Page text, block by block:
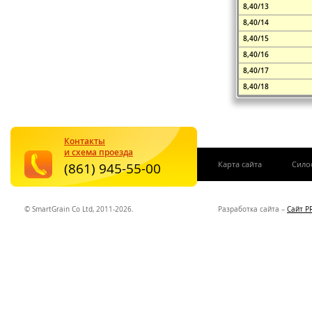
8,40/13
8,40/14
8,40/15
8,40/16
8,40/17
8,40/18
© SmartGrain Co Ltd, 2011-2026. Разработка сайта – Сайт
Карта сайта
Контакты
и схема проезда
(861) 945-55-00